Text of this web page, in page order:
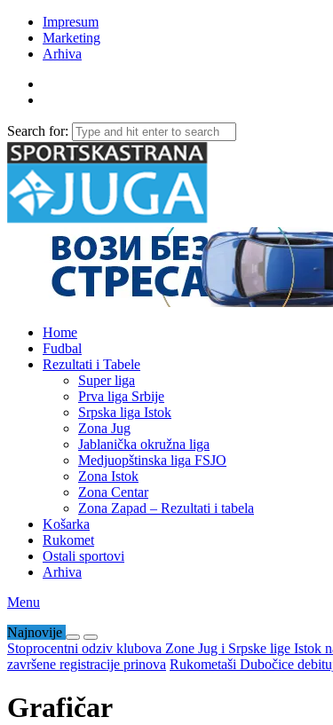
Impresum
Marketing
Arhiva
Search for:
Home
Fudbal
Rezultati i Tabele
Super liga
Prva liga Srbije
Srpska liga Istok
Zona Jug
Jablanička okružna liga
Medjuopštinska liga FSJO
Zona Istok
Zona Centar
Zona Zapad – Rezultati i tabela
Košarka
Rukomet
Ostali sportovi
Arhiva
Menu
Najnovije
Stoprocentni odziv klubova Zone Jug i Srpske lige Istok
završene registracije prinova Rukometaši Dubočice
Grafičar